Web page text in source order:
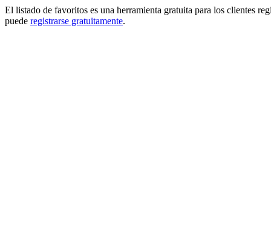
El listado de favoritos es una herramienta gratuita para los clientes
puede registrarse gratuitamente.